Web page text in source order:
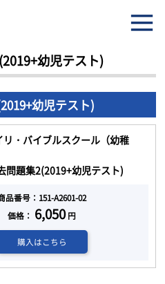
2(2019+幼児テスト)
幼児テスト)
幼児テスト)
リ・バイブルスクール（幼稚
問題集2(2019+幼児テスト)
品番号：151-A2601-02
価格： 6,050円
購入はこちら